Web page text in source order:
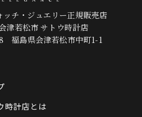
ッチ・ジュエリー正規販売店
津若松市 サトウ時計店
福島県会津若松市中町1-1
時計店とは